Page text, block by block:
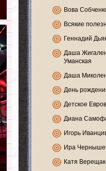
Вова
Всякие
Геннадий
Даша
Уманская
Даша
День
Детское
Диана
Игорь
Ира
Катя Верещак